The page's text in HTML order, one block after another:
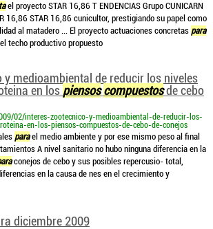
el proyecto STAR 16,86 T ENDENCIAS Grupo CUNICARN
16,86 STAR 16,86 cunicultor, prestigiando su papel como
al matadero ... El proyecto actuaciones concretas para
techo productivo propuesto
y medioambiental de reducir los niveles
en los piensos compuestosde cebo
02/interes-zootecnico-y-medioambiental-de-reducir-los-
en-los-piensos-compuestos-de-cebo-de-conejos
parael medio ambiente y por ese mismo peso al final
A nivel sanitario no hubo ninguna diferencia en la
conejos de cebo y sus posibles repercusio- total,
en la causa de nes en el crecimiento y
diciembre 2009